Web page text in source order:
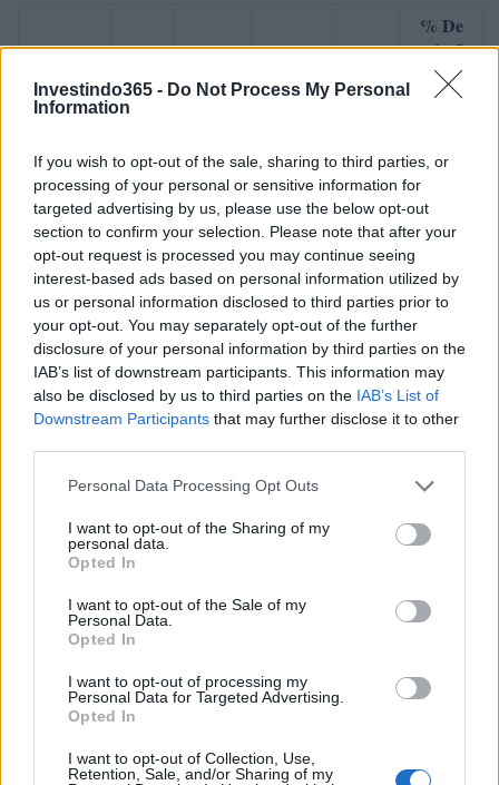
Investindo365 - Do Not Process My Personal
Information
If you wish to opt-out of the sale, sharing to third parties, or
processing of your personal or sensitive information for
targeted advertising by us, please use the below opt-out
section to confirm your selection. Please note that after your
opt-out request is processed you may continue seeing
interest-based ads based on personal information utilized by
us or personal information disclosed to third parties prior to
your opt-out. You may separately opt-out of the further
disclosure of your personal information by third parties on the
IAB’s list of downstream participants. This information may
also be disclosed by us to third parties on the IAB’s List of
Downstream Participants that may further disclose it to other
Please note that this website/app uses one or more Google
not limited to your visit or usage behaviour. You may click to
grant or deny consent to Google and its third-party tags to
use your data for below specified purposes in below Google
consent section.
Personal Data Processing Opt Outs
I want to opt-out of the Sharing of my
personal data.
Opted In
I want to opt-out of the Sale of my
Personal Data.
Opted In
I want to opt-out of processing my
Personal Data for Targeted Advertising.
Opted In
I want to opt-out of Collection, Use,
Retention, Sale, and/or Sharing of my
% De
variação
mensal
Janeiro de
$
Fevereiro
de 2022
$
6,86
$ 6,45 $ 7,75 $ 7,10 -3%
Março de
2022
$
7,41
$ 6,82 $ 8,30 $ 7,56 8%
Abril de
2022
$
8,45
$ 7,09 $ 9,21 $ 8,15 14%
Maio de
2022
$
7,26
$ 6,25 $ 7,84 $ 7,05 -14%
8,13
Julho de
$
8,79
$ 7,99 $ 9,58 8%
Agosto de
$
8,08
$ 7,44 $ 8,81 -8%
Setembro
de 2022
7,36
$ 5,96 $ 7,80 -9%
de 2022
7,58